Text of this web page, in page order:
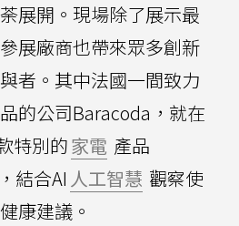
展開。現場除了展示最
展廠商也帶來眾多創新
者。其中法國一間致力
的公司Baracoda，就在
特別的家電 產品
結合AI 人工智慧 觀察使
康建議。